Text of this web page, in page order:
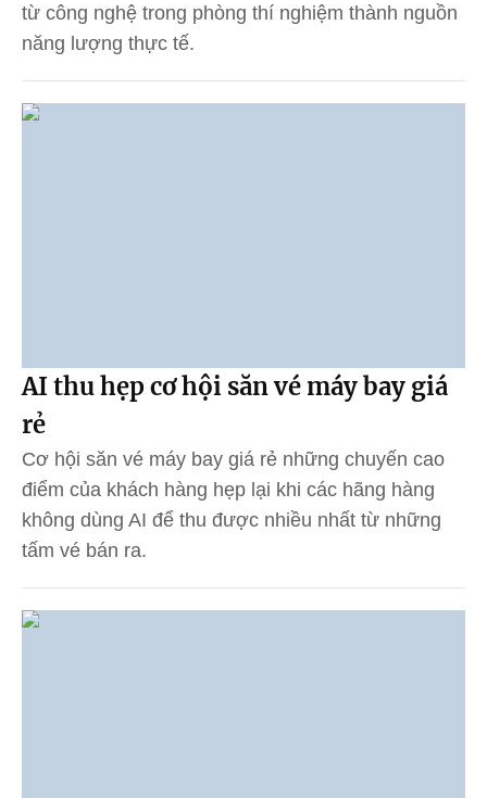
từ công nghệ trong phòng thí nghiệm thành nguồn
năng lượng thực tế.
AI thu hẹp cơ hội săn vé máy bay giá
rẻ
Cơ hội săn vé máy bay giá rẻ những chuyến cao
điểm của khách hàng hẹp lại khi các hãng hàng
không dùng AI để thu được nhiều nhất từ những
tấm vé bán ra.